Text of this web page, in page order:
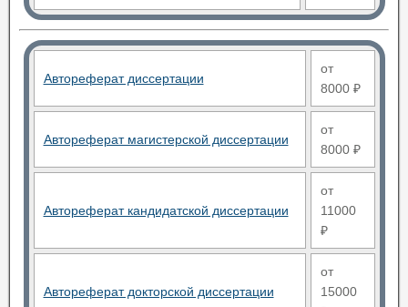
Автореферат диссертации
от
8000 ₽
Автореферат магистерской диссертации
от
8000 ₽
Автореферат кандидатской диссертации
от
11000
₽
Автореферат докторской диссертации
от
15000